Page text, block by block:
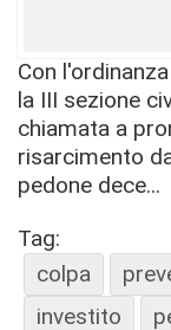
Con
la III sezione
chiamata a
risarcimento
pedone dece...
Tag:
colpa
investito